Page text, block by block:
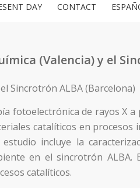
DAY CONTACT
(Valencia) y el
Sincrotrón ALBA (Barcelona)
fotoelectrónica de rayos X
catalíticos en
incluye la
en el sincrotrón
catalíticos.